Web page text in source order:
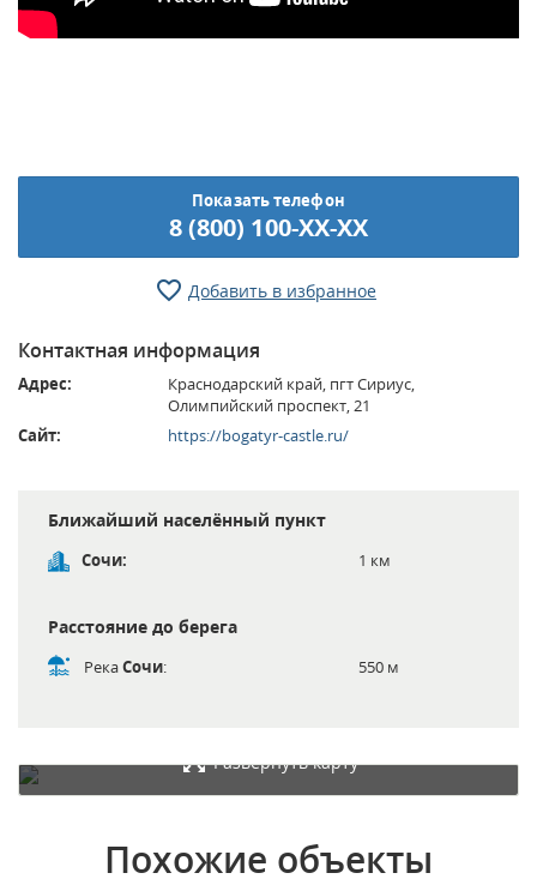
Показать телефон
8 (800) 100-XX-XX
Добавить в избранное
Контактная информация
Адрес:
Краснодарский край, пгт Сириус,
Олимпийский проспект, 21
Сайт:
https://bogatyr-castle.ru/
Ближайший населённый пункт
Сочи: 1 км
Расстояние до берега
РекаСочи: 550 м
Развернуть карту
Похожие объекты